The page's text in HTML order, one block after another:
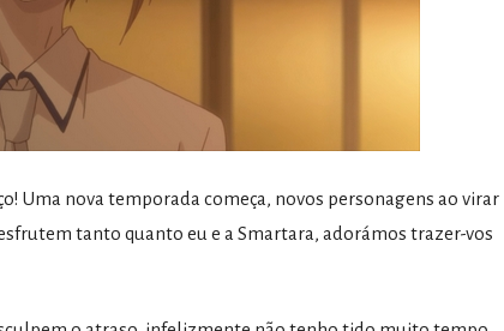
Uma nova temporada começa, novos personagens ao virar
tanto quanto eu e a Smartara, adorámos trazer-vos